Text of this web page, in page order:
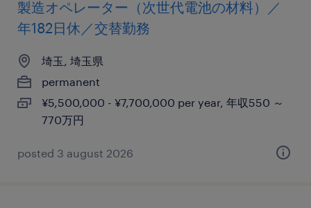
製造オペレーター（次世代電池の材料）／
年182日休／交替勤務
埼玉, 埼玉県
permanent
¥5,500,000 - ¥7,700,000 per year, 年収550 ～
770万円
posted 3 august 2026